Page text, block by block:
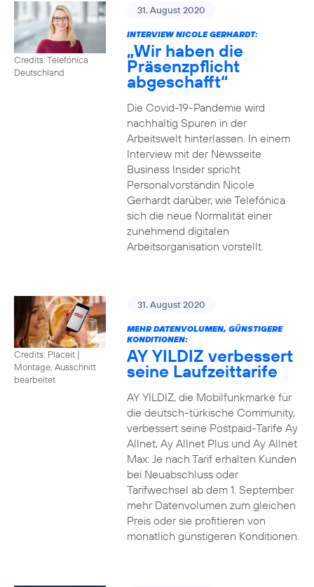
Credits: Telefónica
Deutschland
31. August 2020
INTERVIEW NICOLE GERHARDT:
„Wir haben die
Präsenzpflicht
abgeschafft“
Die Covid-19-Pandemie wird
nachhaltig Spuren in der
Arbeitswelt hinterlassen. In einem
Interview mit der Newsseite
Business Insider spricht
Personalvorständin Nicole
Gerhardt darüber, wie Telefónica
sich die neue Normalität einer
zunehmend digitalen
Arbeitsorganisation vorstellt.
Credits: Placeit |
Montage, Ausschnitt
bearbeitet
31. August 2020
MEHR DATENVOLUMEN, GÜNSTIGERE
KONDITIONEN:
AY YILDIZ verbessert
seine Laufzeittarife
AY YILDIZ, die Mobilfunkmarke für
die deutsch-türkische Community,
verbessert seine Postpaid-Tarife Ay
Allnet, Ay Allnet Plus und Ay Allnet
Max: Je nach Tarif erhalten Kunden
bei Neuabschluss oder
Tarifwechsel ab dem 1. September
mehr Datenvolumen zum gleichen
Preis oder sie profitieren von
monatlich günstigeren Konditionen.